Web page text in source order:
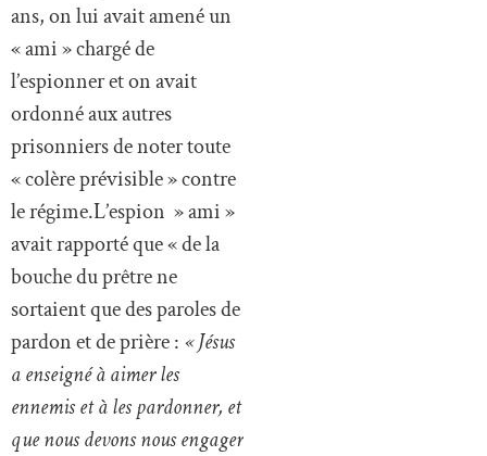
ans, on lui avait amené un
« ami » chargé de
l’espionner et on avait
ordonné aux autres
prisonniers de noter toute
« colère prévisible » contre
le régime.L’espion » ami »
avait rapporté que « de la
bouche du prêtre ne
sortaient que des paroles de
pardon et de prière : « Jésus
a enseigné à aimer les
ennemis et à les pardonner, et
que nous devons nous engager